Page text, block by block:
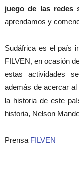
juego de las redes
aprendamos y
Sudáfrica es el país
FILVEN, en ocasión
estas actividades
además de acercar
la historia de este
historia, Nelson
Prensa FILVEN